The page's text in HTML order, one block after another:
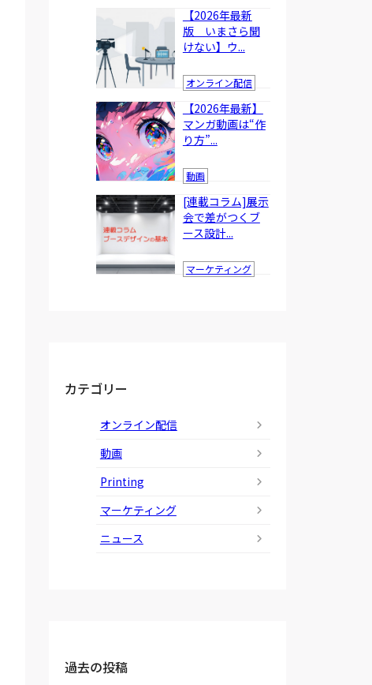
【2026年最新
版 いまさら聞
けない】ウ...
オンライン配信
【2026年最新】
マンガ動画は“作
り方”...
動画
[連載コラム]展示
会で差がつくブ
ース設計...
マーケティング
カテゴリー
オンライン配信
動画
Printing
マーケティング
ニュース
過去の投稿